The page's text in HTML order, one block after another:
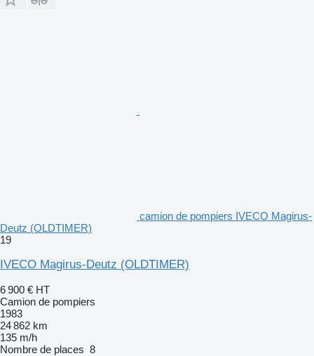
camion de pompiers IVECO Magirus-
Deutz (OLDTIMER)
19
IVECO Magirus-Deutz (OLDTIMER)
6 900 € HT
Camion de pompiers
1983
24 862 km
135 m/h
Nombre de places 8